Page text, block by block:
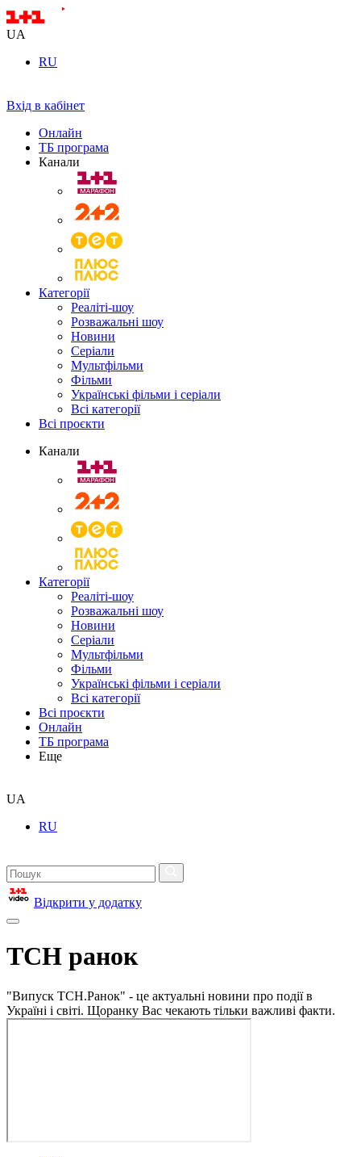
UA
RU
Вхід в кабінет
Онлайн
ТБ програма
Канали
Категорії
Реаліті-шоу
Розважальні шоу
Новини
Серіали
Мультфільми
Фільми
Українські фільми і серіали
Всі категорії
Всі проєкти
Канали
Категорії
Реаліті-шоу
Розважальні шоу
Новини
Серіали
Мультфільми
Фільми
Українські фільми і серіали
Всі категорії
Всі проєкти
Онлайн
ТБ програма
Еще
UA
RU
Відкрити у додатку
ТСН ранок
"Випуск ТСН.Ранок" - це актуальні новини про події в
Україні і світі. Щоранку Вас чекають тільки важливі факти.